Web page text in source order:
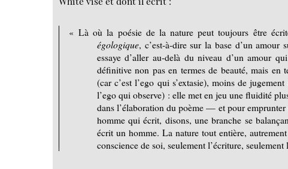
« Là où la poésie de la nature peut toujours être
égologique, c’est-à-dire sur la base d’un amour
essaye d’aller au-delà du niveau d’un amour
définitive non pas en termes de beauté, mais en
(car c’est l’ego qui s’extasie), moins de
l’ego qui observe) : elle met en jeu une fluidité
dans l’élaboration du poème — et pour
homme qui écrit, disons, une branche se
écrit un homme. La nature tout entière,
conscience de soi, seulement l’écriture, seulement